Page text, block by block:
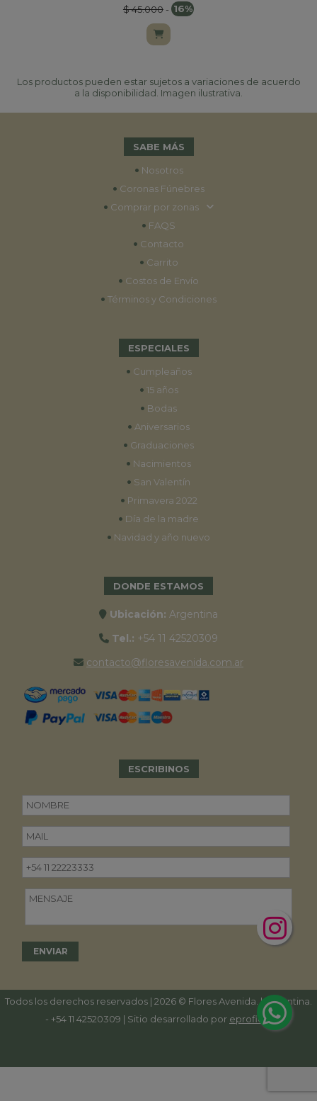
$ 45.000- 16%
Los productos pueden estar sujetos a variaciones de acuerdo
a la disponibilidad. Imagen ilustrativa.
SABE MÁS
• Nosotros
• Coronas Fúnebres
• Comprar por zonas
• FAQS
• Contacto
• Carrito
• Costos de Envío
• Términos y Condiciones
ESPECIALES
• Cumpleaños
• 15 años
• Bodas
• Aniversarios
• Graduaciones
• Nacimientos
• San Valentín
• Primavera 2022
• Día de la madre
• Navidad y año nuevo
DONDE ESTAMOS
Ubicación: Argentina
Tel.: +54 11 42520309
contacto@floresavenida.com.ar
ESCRIBINOS
Todos los derechos reservados | 2026 © Flores Avenida. | Argentina.
- +54 11 42520309 | Sitio desarrollado por eproficio